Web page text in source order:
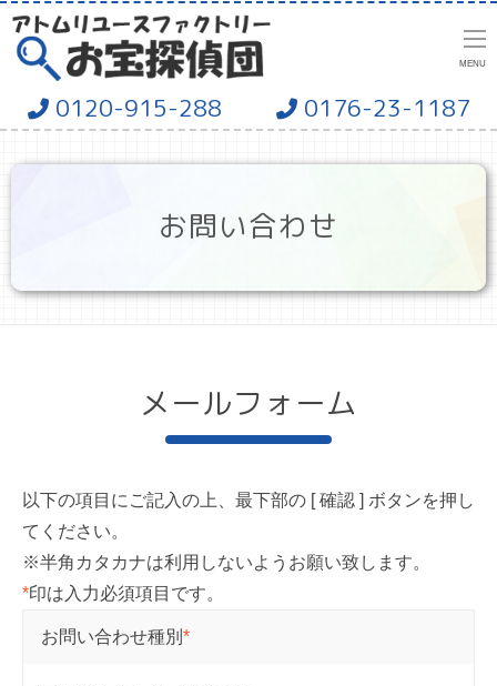
0120-915-288 0176-23-1187
MENU
お問い合わせ
メールフォーム
以下の項目にご記入の上、最下部の [ 確認 ] ボタンを押し
てください。
※半角カタカナは利用しないようお願い致します。
*印は入力必須項目です。
お問い合わせ種別 *